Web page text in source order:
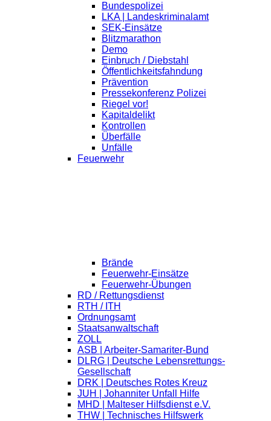
Bundespolizei
LKA | Landeskriminalamt
SEK-Einsätze
Blitzmarathon
Demo
Einbruch / Diebstahl
Öffentlichkeitsfahndung
Prävention
Pressekonferenz Polizei
Riegel vor!
Kapitaldelikt
Kontrollen
Überfälle
Unfälle
Feuerwehr
Brände
Feuerwehr-Einsätze
Feuerwehr-Übungen
RD / Rettungsdienst
RTH / ITH
Ordnungsamt
Staatsanwaltschaft
ZOLL
ASB | Arbeiter-Samariter-Bund
DLRG | Deutsche Lebensrettungs-
Gesellschaft
DRK | Deutsches Rotes Kreuz
JUH | Johanniter Unfall Hilfe
MHD | Malteser Hilfsdienst e.V.
THW | Technisches Hilfswerk